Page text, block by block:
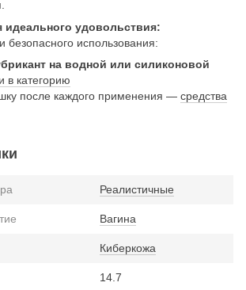
идеального удовольствия:
безопасного использования:
на водной или силиконовой
в категорию
после каждого применения — средства
Реалистичные
Вагина
Киберкожа
14.7